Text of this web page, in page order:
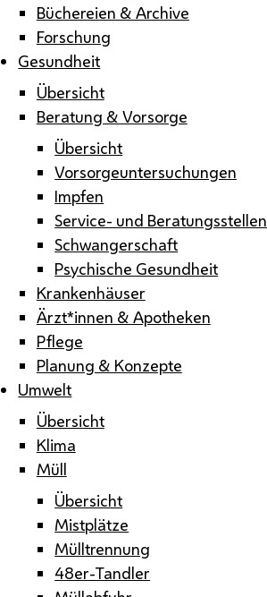
Büchereien & Archive
Forschung
Gesundheit
Übersicht
Beratung & Vorsorge
Übersicht
Vorsorgeuntersuchungen
Impfen
Service- und Beratungsstellen
Schwangerschaft
Psychische Gesundheit
Krankenhäuser
Ärzt*innen & Apotheken
Pflege
Planung & Konzepte
Umwelt
Übersicht
Klima
Müll
Übersicht
Mistplätze
Mülltrennung
48er-Tandler